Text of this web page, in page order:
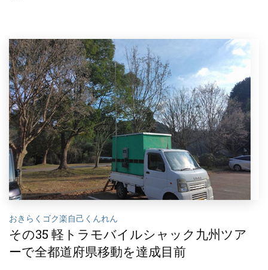
おきらくゴク楽自己くんれん
その35 軽トラモバイルシャック九州ツア
ーで全都道府県移動を達成目前